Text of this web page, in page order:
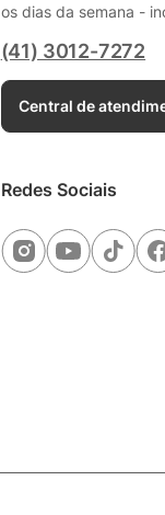
os dias da semana -
(41) 3012-7272
Central de
Redes Sociais